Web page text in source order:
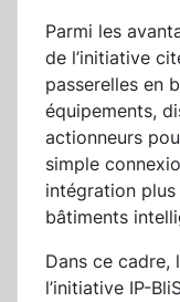
Parmi les
de l’initiative
passerelles en
équipements,
actionneurs
simple
intégration
bâtiments
Dans ce cadre,
l’initiative IP-